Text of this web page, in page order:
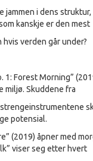
jammen i dens struktur,
kanskje er den mest
verden går under?
1: Forest Morning”
miljø. Skuddene fra
potensial.
(2019) åpner med
viser seg etter hvert